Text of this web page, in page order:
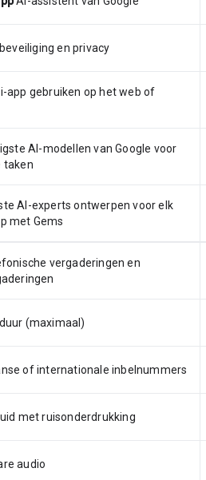
en privacy
app gebruiken op het web of
AI-modellen van Google voor
taken
AI-experts ontwerpen voor elk
met Gems
vergaderingen en
(maximaal)
of internationale inbelnummers
met ruisonderdrukking
audio